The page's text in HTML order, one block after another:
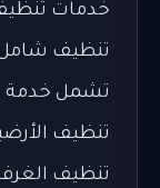
خدمات تنظيف
تنظيف شامل
تشمل خدمة
تنظيف الأرضيات.
تنظيف الغرف